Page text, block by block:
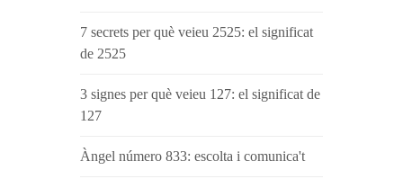
7 secrets per què veieu 2525: el significat
de 2525
3 signes per què veieu 127: el significat de
127
Àngel número 833: escolta i comunica't